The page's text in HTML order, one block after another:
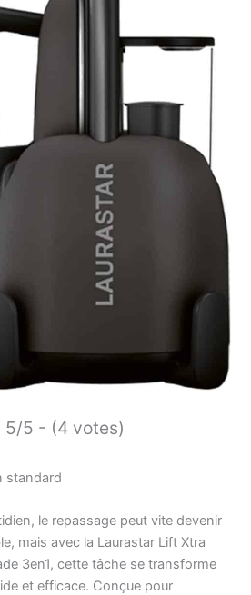
5/5 - (4 votes)
le repassage peut vite devenir
mais avec la Laurastar Lift Xtra
3en1, cette tâche se transforme
et efficace. Conçue pour